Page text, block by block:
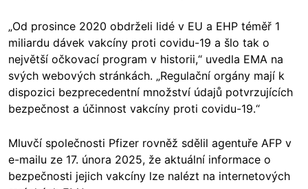
„Od prosince 2020 obdrželi lidé v EU a EHP téměř 1
miliardu dávek vakcíny proti covidu-19 a šlo tak o
největší očkovací program v historii,“ uvedla EMA na
svých webových stránkách. „Regulační orgány mají k
dispozici bezprecedentní množství údajů potvrzujících
bezpečnost a účinnost vakcíny proti covidu-19.“
Mluvčí společnosti Pfizer rovněž sdělil agentuře AFP v
e-mailu ze 17. února 2025, že aktuální informace o
bezpečnosti jejich vakcíny lze nalézt na internetových